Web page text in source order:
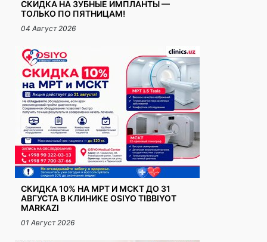
СКИДКА НА ЗУБНЫЕ ИМПЛАНТЫ —
ТОЛЬКО ПО ПЯТНИЦАМ!
04 Август 2026
СКИДКА 10% НА МРТ И МСКТ ДО 31
АВГУСТА В КЛИНИКЕ OSIYO TIBBIYOT
MARKAZI
01 Август 2026